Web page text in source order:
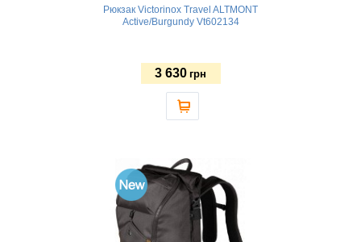
Рюкзак Victorinox Travel ALTMONT
Active/Burgundy Vt602134
3 630 грн